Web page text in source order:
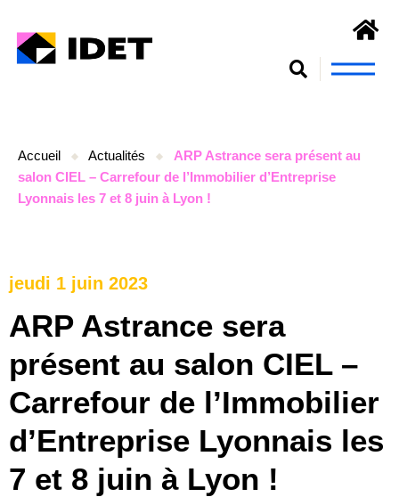
Accueil Actualités
ARP Astrance sera présent au
salon CIEL – Carrefour de l’Immobilier d’Entreprise
Lyonnais les 7 et 8 juin à Lyon !
jeudi 1 juin 2023
ARP Astrance sera
présent au salon CIEL –
Carrefour de l’Immobilier
d’Entreprise Lyonnais les
7 et 8 juin à Lyon !